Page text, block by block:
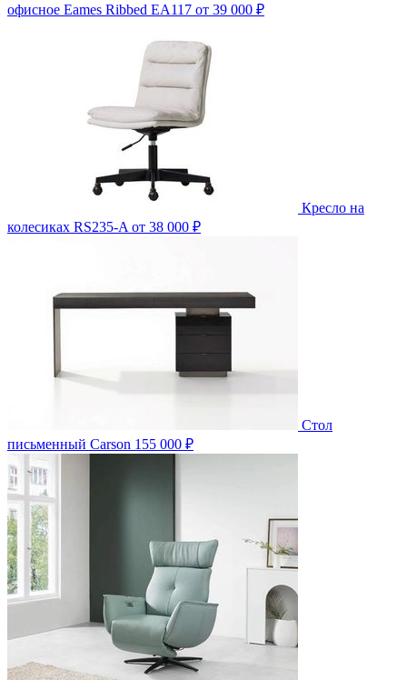
офисное Eames Ribbed EA117 от 39 000 ₽
Кресло на
колесиках RS235-A от 38 000 ₽
Стол
письменный Carson 155 000 ₽